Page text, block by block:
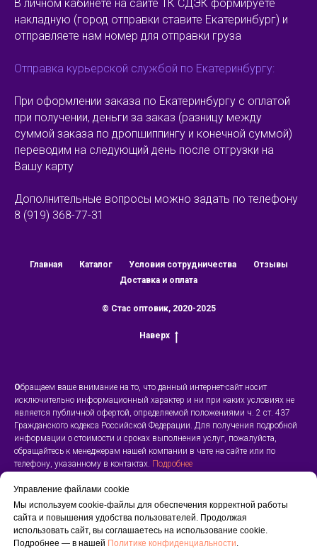
В личном кабинете на сайте ТК СДЭК формируете
накладную (город отправки ставите Екатеринбург) и
отправляете нам номер для отправки груза
Отправка курьерской службой по Екатеринбургу:
При оформлении заказа по Екатеринбургу с оплатой
при получении, деньги за заказ (разницу между
суммой заказа по дропшиппингу и конечной суммой)
переводим на следующий день после отгрузки на
Вашу карту
Дополнительные вопросы можно задать по телефону
8 (919) 368-77-31
Главная Каталог Условия сотрудничества
Отзывы
Доставка и оплата
© Стас оптовик, 2020-2025
Наверх
Обращаем ваше внимание на то, что данный интернет-сайт носит
исключительно информационный характер и ни при каких условиях не
является публичной офертой, определяемой положениями ч. 2 ст. 437
Гражданского кодекса Российской Федерации. Для получения подробной
информации о стоимости и сроках выполнения услуг, пожалуйста,
обращайтесь к менеджерам нашей компании в чате на сайте или по
телефону, указанному в контактах. Подробнее
Оставляя свои данные на сайте https://www.stas-optovik.ru Вы даете
согласие на обработку персональных данных.Политика
конфиденциальности
Управление файлами cookie
Мы используем cookie-файлы для обеспечения корректной работы
сайта и повышения удобства пользователей. Продолжая
использовать сайт, вы соглашаетесь на использование cookie.
Подробнее — в нашей Политике конфиденциальности.